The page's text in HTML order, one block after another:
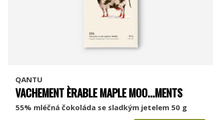
QANTU
VACHEMENT ÈRABLE MAPLE MOO...MENTS
55% mléčná čokoláda se sladkým jetelem 50 g